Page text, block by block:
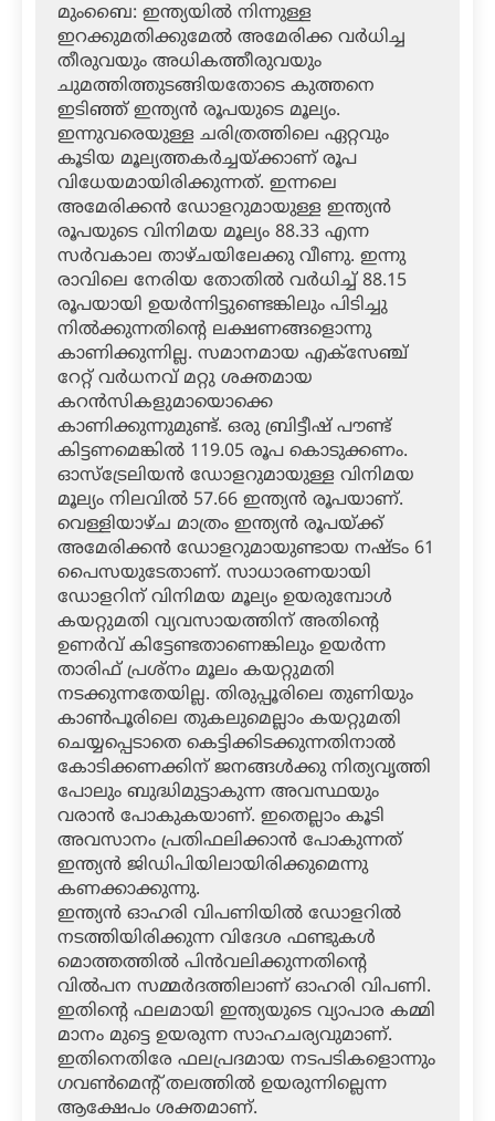
മുംബൈ: ഇന്ത്യയില്‍ നിന്നുള്ള
ഇറക്കുമതിക്കുമേല്‍ അമേരിക്ക വര്‍ധിച്ച
തീരുവയും അധികത്തീരുവയും
ചുമത്തിത്തുടങ്ങിയതോടെ കുത്തനെ
ഇടിഞ്ഞ് ഇന്ത്യന്‍ രൂപയുടെ മൂല്യം.
ഇന്നുവരെയുള്ള ചരിത്രത്തിലെ ഏറ്റവും
കൂടിയ മൂല്യത്തകര്‍ച്ചയ്ക്കാണ് രൂപ
വിധേയമായിരിക്കുന്നത്. ഇന്നലെ
അമേരിക്കന്‍ ഡോളറുമായുള്ള ഇന്ത്യന്‍
രൂപയുടെ വിനിമയ മൂല്യം 88.33 എന്ന
സര്‍വകാല താഴ്ചയിലേക്കു വീണു. ഇന്നു
രാവിലെ നേരിയ തോതില്‍ വര്‍ധിച്ച് 88.15
രൂപയായി ഉയര്‍ന്നിട്ടുണ്ടെങ്കിലും പിടിച്ചു
നില്‍ക്കുന്നതിന്റെ ലക്ഷണങ്ങളൊന്നു
കാണിക്കുന്നില്ല. സമാനമായ എക്‌സേഞ്ച്
റേറ്റ് വര്‍ധനവ് മറ്റു ശക്തമായ
കറന്‍സികളുമായൊക്കെ
കാണിക്കുന്നുമുണ്ട്. ഒരു ബ്രിട്ടീഷ് പൗണ്ട്
കിട്ടണമെങ്കില്‍ 119.05 രൂപ കൊടുക്കണം.
ഓസ്‌ട്രേലിയന്‍ ഡോളറുമായുള്ള വിനിമയ
മൂല്യം നിലവില്‍ 57.66 ഇന്ത്യന്‍ രൂപയാണ്.
വെള്ളിയാഴ്ച മാത്രം ഇന്ത്യന്‍ രൂപയ്ക്ക്
അമേരിക്കന്‍ ഡോളറുമായുണ്ടായ നഷ്ടം 61
പൈസയുടേതാണ്. സാധാരണയായി
ഡോളറിന് വിനിമയ മൂല്യം ഉയരുമ്പോള്‍
കയറ്റുമതി വ്യവസായത്തിന് അതിന്റെ
ഉണര്‍വ് കിട്ടേണ്ടതാണെങ്കിലും ഉയര്‍ന്ന
താരിഫ് പ്രശ്‌നം മൂലം കയറ്റുമതി
നടക്കുന്നതേയില്ല. തിരുപ്പൂരിലെ തുണിയും
കാണ്‍പൂരിലെ തുകലുമെല്ലാം കയറ്റുമതി
ചെയ്യപ്പെടാതെ കെട്ടിക്കിടക്കുന്നതിനാല്‍
കോടിക്കണക്കിന് ജനങ്ങള്‍ക്കു നിത്യവൃത്തി
പോലും ബുദ്ധിമുട്ടാകുന്ന അവസ്ഥയും
വരാന്‍ പോകുകയാണ്. ഇതെല്ലാം കൂടി
അവസാനം പ്രതിഫലിക്കാന്‍ പോകുന്നത്
ഇന്ത്യന്‍ ജിഡിപിയിലായിരിക്കുമെന്നു
കണക്കാക്കുന്നു.
ഇന്ത്യന്‍ ഓഹരി വിപണിയില്‍ ഡോളറില്‍
നടത്തിയിരിക്കുന്ന വിദേശ ഫണ്ടുകള്‍
മൊത്തത്തില്‍ പിന്‍വലിക്കുന്നതിന്റെ
വില്‍പന സമ്മര്‍ദത്തിലാണ് ഓഹരി വിപണി.
ഇതിന്റെ ഫലമായി ഇന്ത്യയുടെ വ്യാപാര കമ്മി
മാനം മുട്ടെ ഉയരുന്ന സാഹചര്യവുമാണ്.
ഇതിനെതിരേ ഫലപ്രദമായ നടപടികളൊന്നും
ഗവണ്‍മെന്റ് തലത്തില്‍ ഉയരുന്നില്ലെന്ന
ആക്ഷേപം ശക്തമാണ്.